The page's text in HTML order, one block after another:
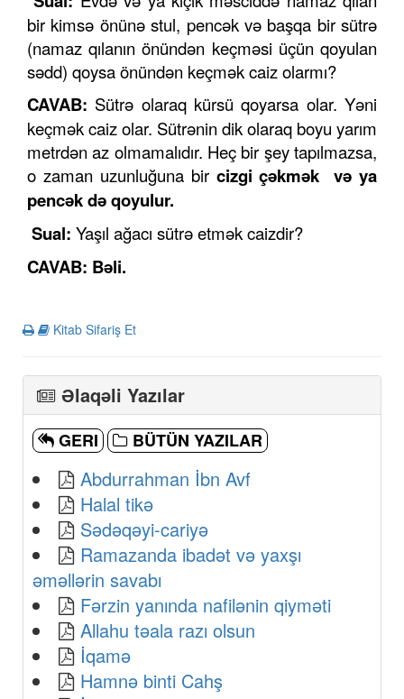
bir kimsə önünə stul, pencək və başqa bir sütrə
(namaz qılanın önündən keçməsi üçün qoyulan
sədd) qoysa önündən keçmək caiz olarmı?
CAVAB: Sütrə olaraq kürsü qoyarsa olar. Yəni
keçmək caiz olar. Sütrənin dik olaraq boyu yarım
metrdən az olmamalıdır. Heç bir şey tapılmazsa,
o zaman uzunluğuna bir cizgi çəkmək və ya
pencək də qoyulur.
Sual: Yaşıl ağacı sütrə etmək caizdir?
CAVAB: Bəli.
Kitab Sifariş Et
Əlaqəli Yazılar
GERI BÜTÜN YAZILAR
Abdurrahman İbn Avf
Halal tikə
Sədəqəyi-cariyə
Ramazanda ibadət və yaxşı
əməllərin savabı
Fərzin yanında nafilənin qiyməti
Allahu təala razı olsun
İqamə
Hamnə binti Cahş